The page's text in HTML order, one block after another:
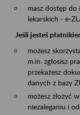
masz dostęp
lekarskich - e-
Jeśli jesteś
możesz
m.in. zgłosisz
przekażesz
danych z bazy
możesz złożyć
niezaleganiu i